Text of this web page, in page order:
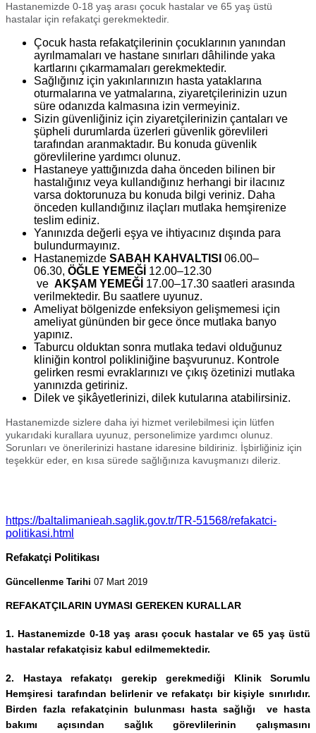
Hastanemizde 0-18 yaş arası çocuk hastalar ve 65 yaş üstü
hastalar için refakatçi gerekmektedir.
Çocuk hasta refakatçilerinin çocuklarının yanından
ayrılmamaları ve hastane sınırları dâhilinde yaka
kartlarını çıkarmamaları gerekmektedir.
Sağlığınız için yakınlarınızın hasta yataklarına
oturmalarına ve yatmalarına, ziyaretçilerinizin uzun
süre odanızda kalmasına izin vermeyiniz.
Sizin güvenliğiniz için ziyaretçilerinizin çantaları ve
şüpheli durumlarda üzerleri güvenlik görevlileri
tarafından aranmaktadır. Bu konuda güvenlik
görevlilerine yardımcı olunuz.
Hastaneye yattığınızda daha önceden bilinen bir
hastalığınız veya kullandığınız herhangi bir ilacınız
varsa doktorunuza bu konuda bilgi veriniz. Daha
önceden kullandığınız ilaçları mutlaka hemşirenize
teslim ediniz.
Yanınızda değerli eşya ve ihtiyacınız dışında para
bulundurmayınız.
Hastanemizde SABAH KAHVALTISI 06.00–
06.30, ÖĞLE YEMEĞİ 12.00–12.30
ve AKŞAM YEMEĞİ 17.00–17.30 saatleri arasında
verilmektedir. Bu saatlere uyunuz.
Ameliyat bölgenizde enfeksiyon gelişmemesi için
ameliyat gününden bir gece önce mutlaka banyo
yapınız.
Taburcu olduktan sonra mutlaka tedavi olduğunuz
kliniğin kontrol polikliniğine başvurunuz. Kontrole
gelirken resmi evraklarınızı ve çıkış özetinizi mutlaka
yanınızda getiriniz.
Dilek ve şikâyetlerinizi, dilek kutularına atabilirsiniz.
Hastanemizde sizlere daha iyi hizmet verilebilmesi için lütfen
yukarıdaki kurallara uyunuz, personelimize yardımcı olunuz.
Sorunları ve önerilerinizi hastane idaresine bildiriniz. İşbirliğiniz için
teşekkür eder, en kısa sürede sağlığınıza kavuşmanızı dileriz.
https://baltalimanieah.saglik.gov.tr/TR-51568/refakatci-
politikasi.html
Refakatçi Politikası
Güncellenme Tarihi 07 Mart 2019
REFAKATÇILARIN UYMASI GEREKEN KURALLAR
1. Hastanemizde 0-18 yaş arası çocuk hastalar ve 65 yaş üstü
hastalar refakatçisiz kabul edilmemektedir.
2. Hastaya refakatçı gerekip gerekmediği Klinik Sorumlu
Hemşiresi tarafından belirlenir ve refakatçı bir kişiyle sınırlıdır.
Birden fazla refakatçinin bulunması hasta sağlığı ve hasta
bakımı açısından sağlık görevlilerinin çalışmasını